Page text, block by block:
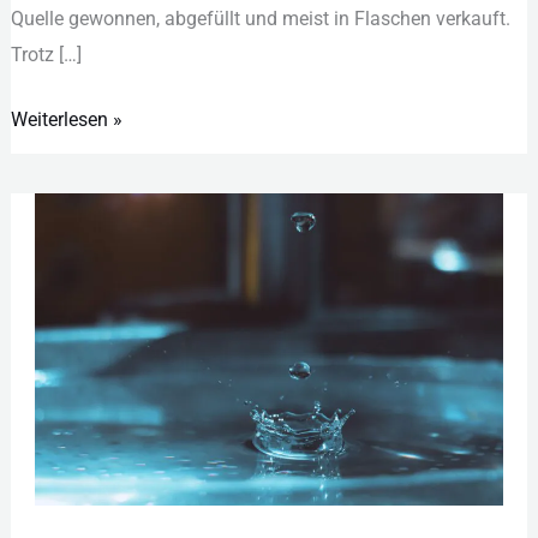
Que︇lle gew︇onnen, abg︇efüllt und︇ mei︇st in Fla︇schen ver︇kauft.
Tro︇tz […]
Weiterlesen »